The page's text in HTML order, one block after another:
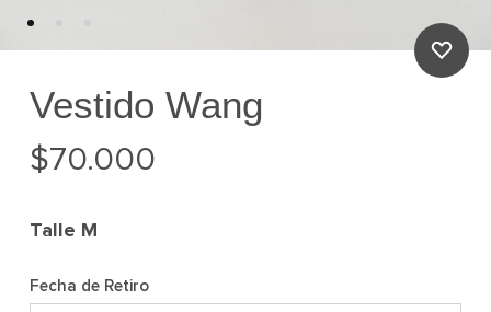
Vestido Wang
$70.000
Talle M
Fecha de Retiro